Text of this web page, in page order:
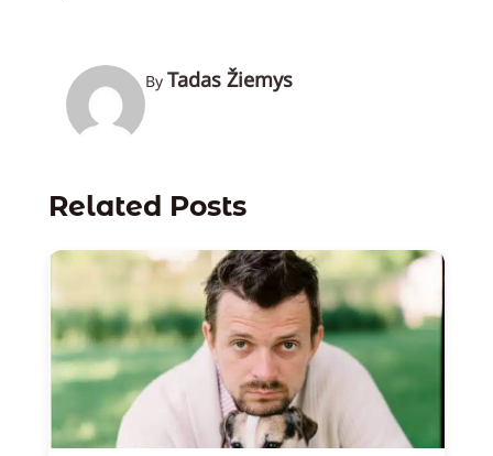
By Tadas Žiemys
Related Posts